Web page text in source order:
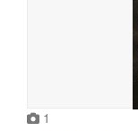
1